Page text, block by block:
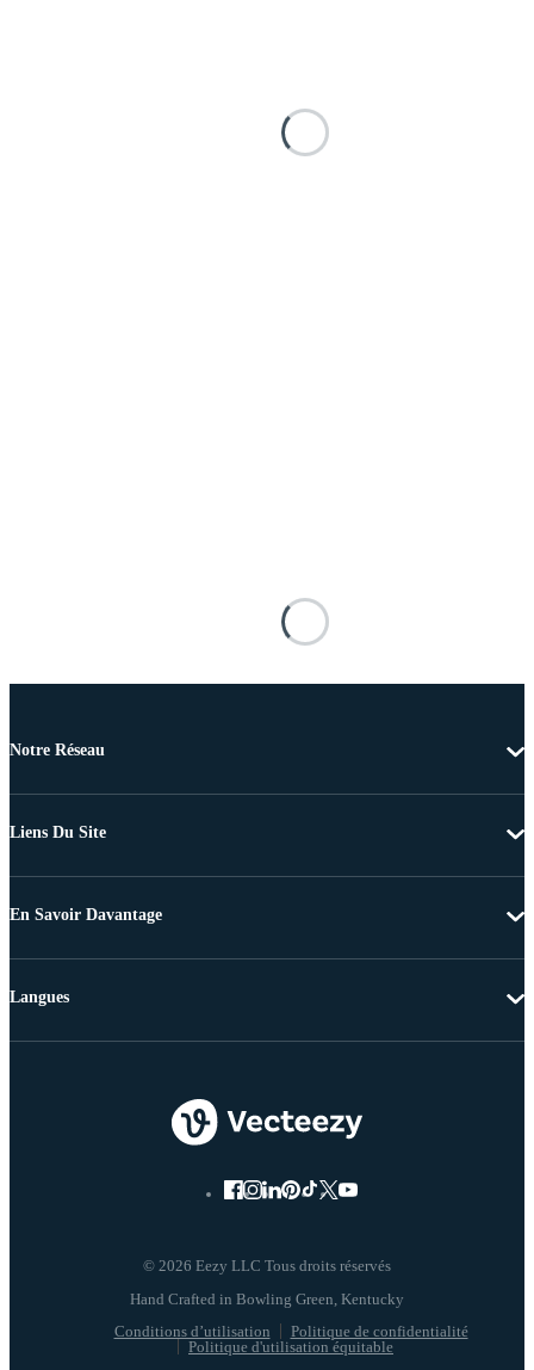
Notre Réseau
Liens Du Site
En Savoir Davantage
© 2026 Eezy LLC Tous droits réservés
Conditions d’utilisation
Politique de confidentialité
Politique d'utilisation équitable
Langues